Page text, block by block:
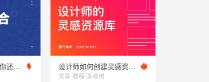
学会借鉴，做设计你还无从下手？ 设计师如何创建灵感资源库
文章-教程-多领域